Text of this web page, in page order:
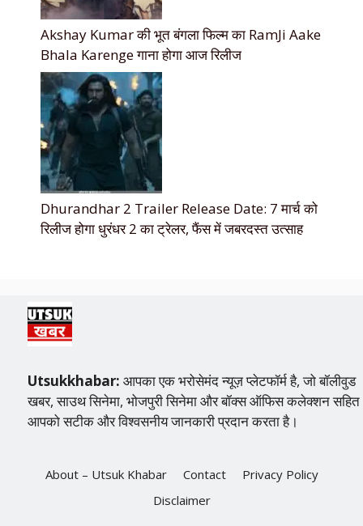
Akshay Kumar की भूत बंगला फिल्म का RamJi Aake
Bhala Karenge गाना होगा आज रिलीज
Dhurandhar 2 Trailer Release Date: 7 मार्च को
रिलीज होगा धुरंधर 2 का ट्रेलर, फैंस में जबरदस्त उत्साह
Utsukkhabar: आपका एक भरोसेमंद न्यूज़ प्लेटफॉर्म है, जो बॉलीवुड
खबर, साउथ सिनेमा, भोजपुरी सिनेमा और बॉक्स ऑफिस कलेक्शन सहित
आपको सटीक और विश्वसनीय जानकारी प्रदान करता है।
About – Utsuk Khabar Contact
Privacy Policy
Disclaimer